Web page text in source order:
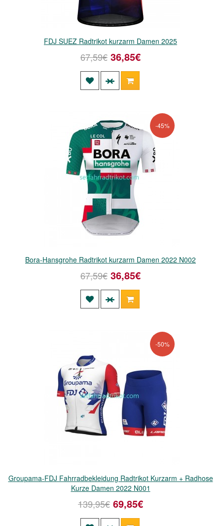
FDJ SUEZ Radtrikot kurzarm Damen 2025
67,59€ 36,85€
-45%
Bora-Hansgrohe Radtrikot kurzarm Damen 2022 N002
67,59€ 36,85€
-50%
Groupama-FDJ Fahrradbekleidung Radtrikot Kurzarm + Radhose
Kurze Damen 2022 N001
139,95€ 69,85€